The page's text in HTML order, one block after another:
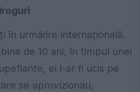
în urmărire internațională.
de 10 ani, în timpul unei
ei l-ar fi ucis pe
se aprovizionau,